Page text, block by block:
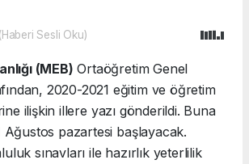
(Haberi Sesli Oku)
(MEB) Ortaöğretim Genel
2020-2021 eğitim ve öğretim
ilişkin illere yazı gönderildi. Buna
Ağustos pazartesi başlayacak.
sınavları ile hazırlık yeterlilik